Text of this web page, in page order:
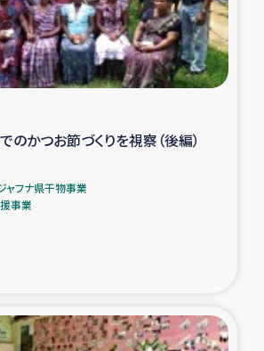
における被災住民への緊急支援
を通した女性グループの生計支援
と食生活改善による栄養改善事業
フェアトレード事業
緊急支援事業
食べる
のかつお節づくりを視察（後編）
ャフナ県干物事業
事業